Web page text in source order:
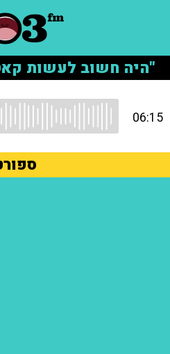
"היה חשוב לעשות
06:15